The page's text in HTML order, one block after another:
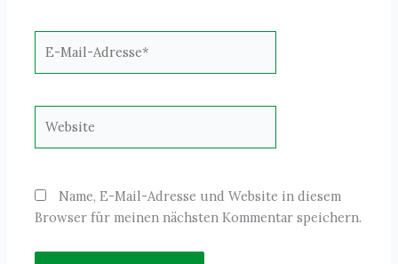
Mail-
Name, E-Mail-Adresse und Website in diesem
Browser für meinen nächsten Kommentar speichern.